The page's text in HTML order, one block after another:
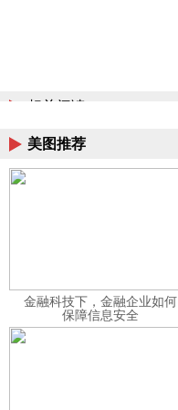
相关阅读
美图推荐
金融科技下，金融企业如何
保障信息安全